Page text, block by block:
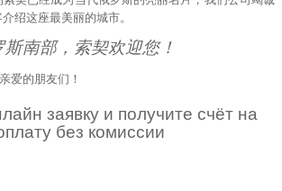
绍这座最美丽的城市。
南部，索契欢迎您！
亲爱的朋友们！
заявку и получите счёт на
без комиссии